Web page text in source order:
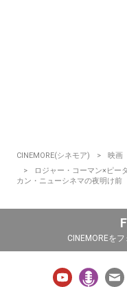
CINEMORE(シネモア) 映画
ロジャー・コーマン×ピー
カン・ニューシネマの夜明け前
CINEMOREを